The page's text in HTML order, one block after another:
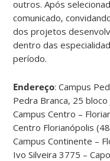
outros. Após
comunicado,
dos projetos
dentro das
período.
Endereço: Campus
Pedra Branca, 25
Campus Centro –
Centro Florianópolis
Campus Continente –
Ivo Silveira 3775 –